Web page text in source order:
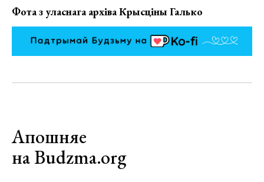
Фота з уласнага архіва Крысціны Галько
Апошняе
на Budzma.org